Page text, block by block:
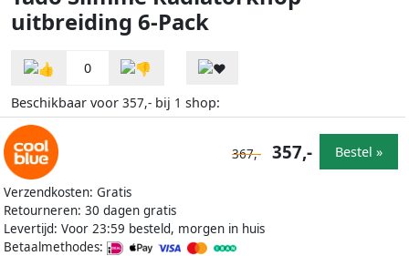
uitbreiding 6-Pack
0
Beschikbaar voor 357,- bij 1 shop:
Verzendkosten: Gratis
Retourneren: 30 dagen gratis
Levertijd: Voor 23:59 besteld, morgen in huis
Betaalmethodes:
367,- 357,- Bestel »